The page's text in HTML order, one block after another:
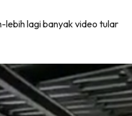
lebih lagi banyak video tular